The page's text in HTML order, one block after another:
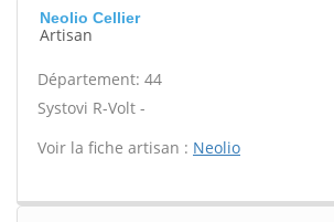
Neolio Cellier
Artisan
Département: 44
Systovi R-Volt -
Voir la fiche artisan : Neolio